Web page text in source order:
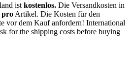
ist kostenlos. Die Versandkosten in
pro Artikel. Die Kosten für den
vor dem Kauf anfordern! International
for the shipping costs before buying